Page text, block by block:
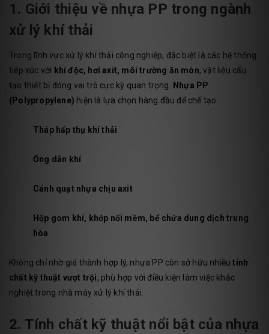
1. Giới thiệu về nhựa PP trong ngành
xử lý khí thải
Trong lĩnh vực xử lý khí thải công nghiệp, đặc biệt là các hệ thống
tiếp xúc với khí độc, hơi axit, môi trường ăn mòn, vật liệu cấu
tạo thiết bị đóng vai trò cực kỳ quan trọng. Nhựa PP
(Polypropylene) hiện là lựa chọn hàng đầu để chế tạo:
Tháp hấp thụ khí thải
Ống dẫn khí
Cánh quạt nhựa chịu axit
Hộp gom khí, khớp nối mềm, bể chứa dung dịch trung
hòa
Không chỉ nhờ giá thành hợp lý, nhựa PP còn sở hữu nhiềutính
chất kỹ thuật vượt trội, phù hợp với điều kiện làm việc khắc
nghiệt trong nhà máy xử lý khí thải.
2. Tính chất kỹ thuật nổi bật của nhựa